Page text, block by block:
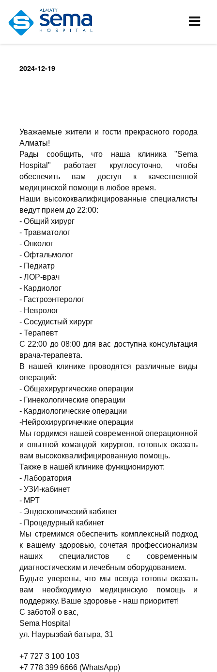
2024-12-19
Уважаемые жители и гости прекрасного города
Алматы!
Рады сообщить, что наша клиника "Sema
Hospital" работает круглосуточно, чтобы
обеспечить вам доступ к качественной
медицинской помощи в любое время.
Наши высококвалифицированные специалисты
ведут прием до 22:00:
- Общий хирург
- Травматолог
- Онколог
- Офтальмолог
- Педиатр
- ЛОР-врач
- Кардиолог
- Гастроэнтеролог
- Невролог
- Сосудистый хирург
- Терапевт
С 22:00 до 08:00 для вас доступна консультация
врача-терапевта.
В нашей клинике проводятся различные виды
операций:
- Общехирургические операции
- Гинекологические операции
- Кардиологические операции
-Нейрохирургичечкие операции
Мы гордимся нашей современной операционной
и опытной командой хирургов, готовых оказать
вам высококвалифицированную помощь.
Также в нашей клинике функционируют:
- Лаборатория
- УЗИ-кабинет
- МРТ
- Эндоскопический кабинет
- Процедурный кабинет
Мы стремимся обеспечить комплексный подход
к вашему здоровью, сочетая профессионализм
наших специалистов с современным
диагностическим и лечебным оборудованием.
Будьте уверены, что мы всегда готовы оказать
вам необходимую медицинскую помощь и
поддержку. Ваше здоровье - наш приоритет!
С заботой о вас,
Sema Hospital
ул. Наурызбай батыра, 31
+7 727 3 100 103
+7 778 399 6666 (WhatsApp)